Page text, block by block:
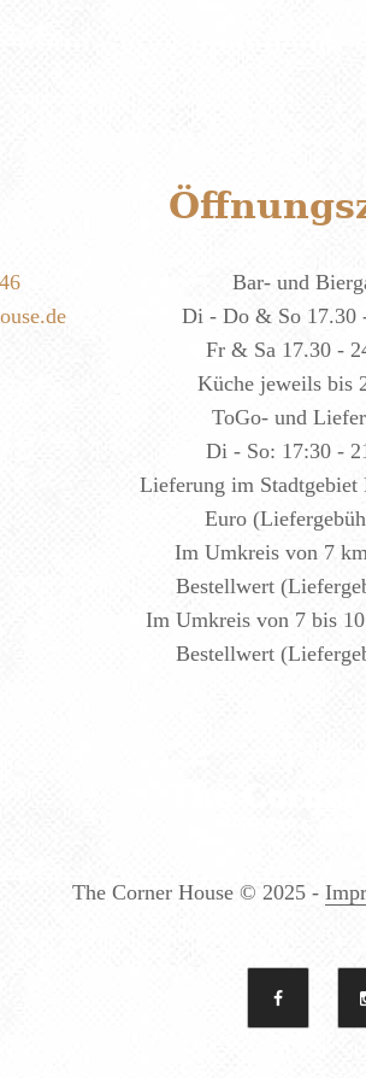
Bar- und
Di - Do & So 17.30
Fr & Sa 17.30 -
Küche jeweils bis
ToGo- und
Di - So: 17:30 -
Lieferung im Stadtgebiet
Euro
Im Umkreis von 7
Bestellwert
Im Umkreis von 7 bis
Bestellwert
The Corner House © 2025 -